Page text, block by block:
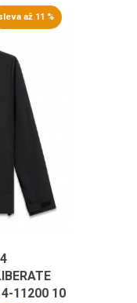
až 11 %
11200 10